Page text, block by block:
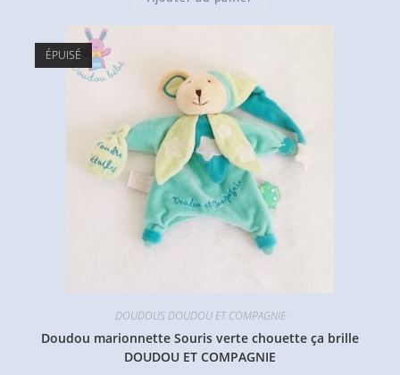
ÉPUISÉ
DOUDOUS DOUDOU ET COMPAGNIE
Doudou marionnette Souris verte chouette ça brille
DOUDOU ET COMPAGNIE